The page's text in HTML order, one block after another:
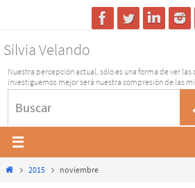
contenido
Silvia Velando
Nuestra percepción actual, sólo es una forma de ver
investiguemos mejor será nuestra compresión de las
Inicio2015 noviembre